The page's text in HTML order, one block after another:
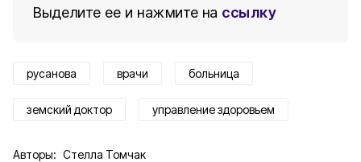
Выделите ее и нажмите на ссылку
русанова врачи больница
земский доктор управление здоровьем
Авторы: Стелла Томчак